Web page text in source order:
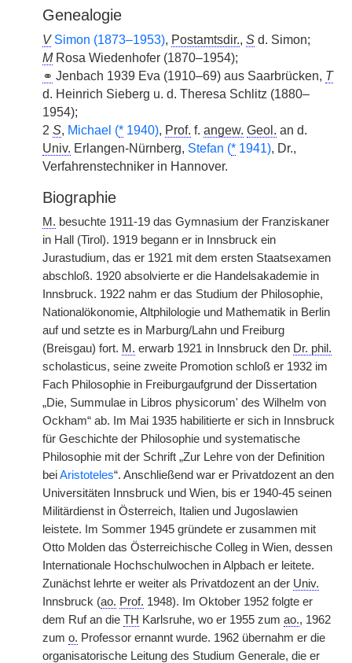
Genealogie
V Simon (1873–1953), Postamtsdir., S d. Simon;
MRosa Wiedenhofer (1870–1954);
⚭ Jenbach 1939 Eva (1910–69) aus Saarbrücken, T
d. Heinrich Sieberg u. d. Theresa Schlitz (1880–
1954);
2 S, Michael (* 1940), Prof. f. angew. Geol. an d.
Univ. Erlangen-Nürnberg, Stefan (* 1941), Dr.,
Verfahrenstechniker in Hannover.
Biographie
M. besuchte 1911-19 das Gymnasium der Franziskaner
in Hall (Tirol). 1919 begann er in Innsbruck ein
Jurastudium, das er 1921 mit dem ersten Staatsexamen
abschloß. 1920 absolvierte er die Handelsakademie in
Innsbruck. 1922 nahm er das Studium der Philosophie,
Nationalökonomie, Altphilologie und Mathematik in Berlin
auf und setzte es in Marburg/Lahn und Freiburg
(Breisgau) fort. M. erwarb 1921 in Innsbruck den Dr. phil.
scholasticus, seine zweite Promotion schloß er 1932 im
Fach Philosophie in Freiburgaufgrund der Dissertation
„Die, Summulae in Libros physicorum' des Wilhelm von
Ockham“ ab. Im Mai 1935 habilitierte er sich in Innsbruck
für Geschichte der Philosophie und systematische
Philosophie mit der Schrift „Zur Lehre von der Definition
beiAristoteles“. Anschließend war er Privatdozent an den
Universitäten Innsbruck und Wien, bis er 1940-45 seinen
Militärdienst in Österreich, Italien und Jugoslawien
leistete. Im Sommer 1945 gründete er zusammen mit
Otto Molden das Österreichische Colleg in Wien, dessen
Internationale Hochschulwochen in Alpbach er leitete.
Zunächst lehrte er weiter als Privatdozent an der Univ.
Innsbruck (ao. Prof. 1948). Im Oktober 1952 folgte er
dem Ruf an die TH Karlsruhe, wo er 1955 zum ao., 1962
zum o. Professor ernannt wurde. 1962 übernahm er die
organisatorische Leitung des Studium Generale, die er